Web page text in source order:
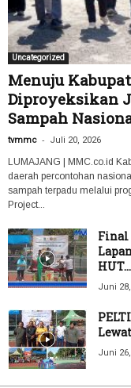
Uncategorized
Menuju
Diproyeksikan
Sampah
tvmmc - Juli 20, 2026
LUMAJANG | MMC.co.id
daerah percontohan
sampah terpadu melalui
Project...
Final
HUT...
Juni
Juni